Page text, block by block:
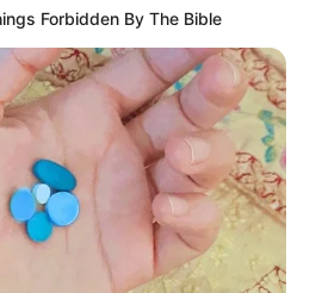
Forbidden By The Bible